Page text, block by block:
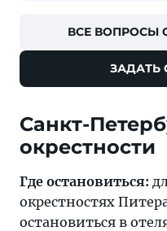
ВСЕ ВОПРОСЫ
ЗАДАТЬ
Санкт-
окрестности
Где остановиться:
окрестностях
остановиться в